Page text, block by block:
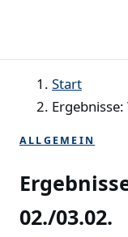
Start
ALLGEMEIN
02./03.02.